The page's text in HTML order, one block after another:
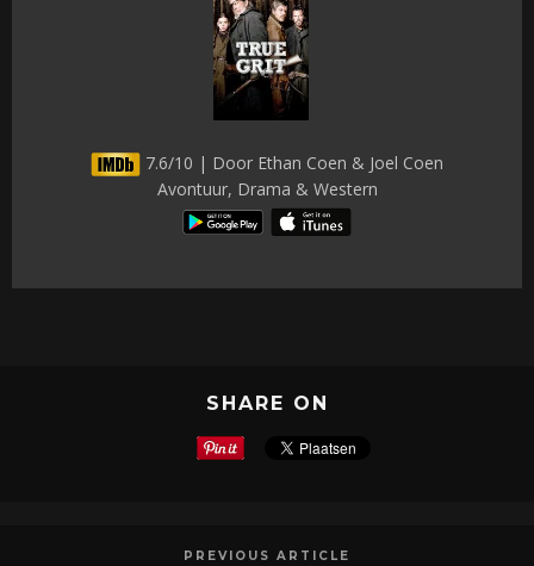
7.6/10 | Door Ethan Coen & Joel Coen
Avontuur, Drama & Western
SHARE ON
PREVIOUS ARTICLE